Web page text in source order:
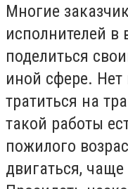
Многие
исполнителей в
поделиться
иной сфере. Нет
тратиться на
такой работы
пожилого
двигаться,